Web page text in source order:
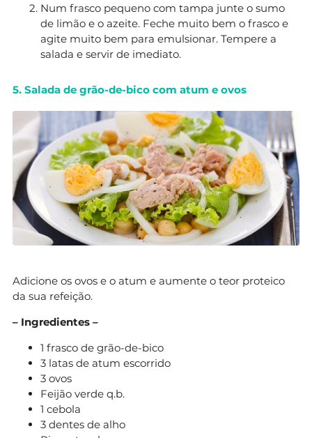
Num frasco pequeno com tampa junte o sumo
de limão e o azeite. Feche muito bem o frasco e
agite muito bem para emulsionar. Tempere a
salada e servir de imediato.
5. Salada de grão-de-bico com atum e ovos
Adicione os ovos e o atum e aumente o teor proteico
da sua refeição.
– Ingredientes –
1 frasco de grão-de-bico
3 latas de atum escorrido
3 ovos
Feijão verde q.b.
1 cebola
3 dentes de alho